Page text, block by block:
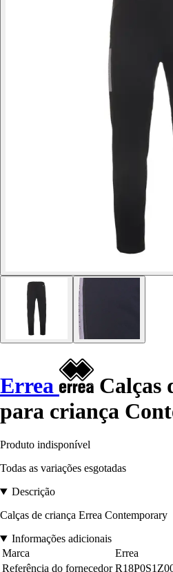
Errea
Calças
para criança
Produto indisponível
Todas as variações esgotadas
Descrição
Calças de criança Errea Contemporary
Informações adicionais
Marca
Errea
Referência do fornecedor